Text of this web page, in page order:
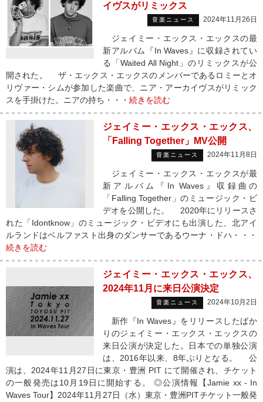
イヴスがリミックス
音楽ニュース 2024年11月26日
ジェイミー・エックス・エックスの最
新アルバム『In Waves』に収録されてい
る「Waited All Night」のリミックスが公
開された。 ザ・エックス・エックスのメンバーであるロミーとオ
リヴァー・シムが参加した楽曲で、ニア・アーカイヴスがリミック
スを手掛けた。ニアの持ち・・・ 続きを読む
ジェイミー・エックス・エックス、
「Falling Together」MV公開
音楽ニュース 2024年11月8日
ジェイミー・エックス・エックスが最
新アルバム『In Waves』収録曲の
「Falling Together」のミュージック・ビ
デオを公開した。 2020年にリリースさ
れた「Idontknow」のミュージック・ビデオにも出演した、北アイ
ルランドはベルファスト出身のダンサーであるウーナ・ドハ・・・
続きを読む
ジェイミー・エックス・エックス、
2024年11月に来日公演決定
音楽ニュース 2024年10月2日
新作『In Waves』をリリースしたばか
りのジェイミー・エックス・エックスの
来日公演が決定した。日本での単独公演
は、2016年以来、8年ぶりとなる。 公
演は、2024年11月27日に東京・豊洲 PIT にて開催され、チケット
の一般発売は10月19日に開始する。 ◎公演情報【Jamie xx - In
Waves Tour】2024年11月27日（水）東京・豊洲PITチケット一般発